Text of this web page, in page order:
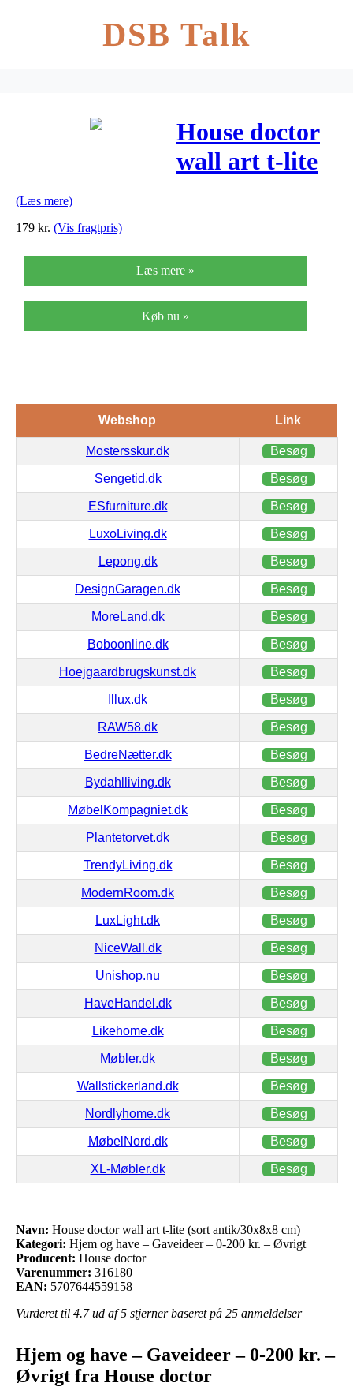
DSB Talk
House doctor
wall art t-lite
cm)
(Læs mere)
179 kr. (Vis fragtpris)
Læs mere »
Køb nu »
Webshop Link
Mostersskur.dk Besøg
Sengetid.dk Besøg
ESfurniture.dk Besøg
LuxoLiving.dk Besøg
Lepong.dk Besøg
DesignGaragen.dk Besøg
MoreLand.dk Besøg
Boboonline.dk Besøg
Hoejgaardbrugskunst.dk Besøg
Illux.dk Besøg
RAW58.dk Besøg
BedreNætter.dk Besøg
Bydahlliving.dk Besøg
MøbelKompagniet.dk Besøg
Plantetorvet.dk Besøg
TrendyLiving.dk Besøg
ModernRoom.dk Besøg
LuxLight.dk Besøg
NiceWall.dk Besøg
Unishop.nu Besøg
HaveHandel.dk Besøg
Likehome.dk Besøg
Møbler.dk Besøg
Wallstickerland.dk Besøg
Nordlyhome.dk Besøg
MøbelNord.dk Besøg
XL-Møbler.dk Besøg
Navn: House doctor wall art t-lite (sort antik/30x8x8 cm)
Kategori: Hjem og have – Gaveideer – 0-200 kr. – Øvrigt
Producent: House doctor
Varenummer: 316180
EAN: 5707644559158
Vurderet til 4.7ud af 5 stjerner baseret på 25 anmeldelser
Hjem og have – Gaveideer – 0-200 kr. –
Øvrigt fra House doctor